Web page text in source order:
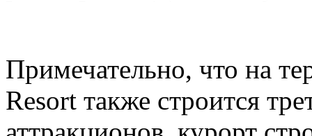
Примечательно, что на
Resort также строится